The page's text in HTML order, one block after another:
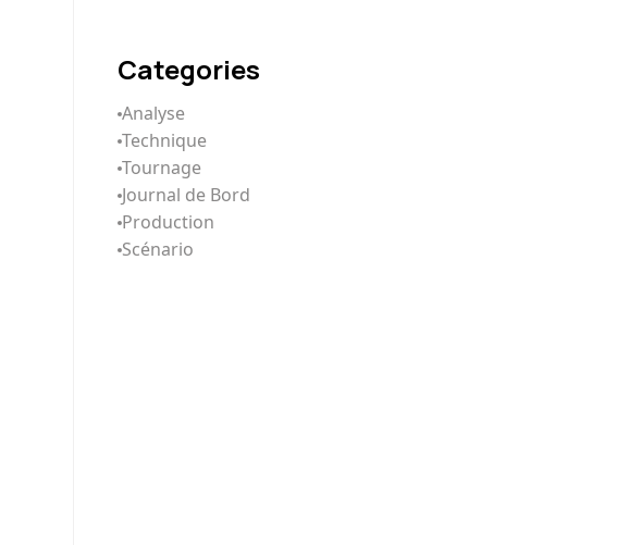
Categories
Analyse
Technique
Tournage
Journal de Bord
Production
Scénario